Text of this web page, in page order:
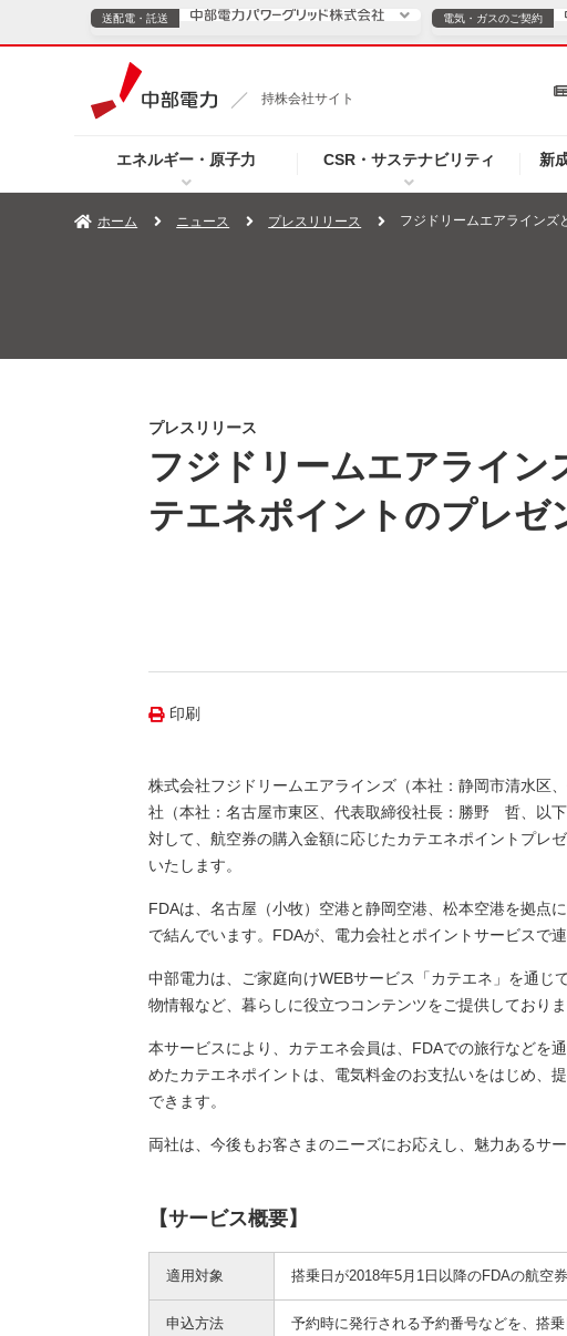
持株会社サイト
エネルギー・原子力 CSR・サステナビリティ 新
送配電・託送
TOPページへ ご案内
ニュース（新しいウィンドウを開きます）
よくあるご質問・お問い合わせ（新しいウィン
電気・ガスのご契約
電気・ガスのご契約
TOPページへ 個人のお客さま
ホーム ニュース プレスリリース フジドリームエアラインズ
プレスリリース
フジドリームエアライン
テエネポイントのプレゼ
印刷
株式会社フジドリームエアラインズ（本社：静岡市清水
社（本社：名古屋市東区、代表取締役社長：勝野 哲、以
対して、航空券の購入金額に応じたカテエネポイントプレ
いたします。
FDAは、名古屋（小牧）空港と静岡空港、松本空港を拠点
で結んでいます。FDAが、電力会社とポイントサービスで
中部電力は、ご家庭向けWEBサービス「カテエネ」を通
物情報など、暮らしに役立つコンテンツをご提供しておりま
本サービスにより、カテエネ会員は、FDAでの旅行などを
めたカテエネポイントは、電気料金のお支払いをはじめ、
できます。
両社は、今後もお客さまのニーズにお応えし、魅力あるサ
【サービス概要】
適用対象 搭乗日が2018年5月1日以降のFDAの航空券
申込方法 予約時に発行される予約番号などを、搭